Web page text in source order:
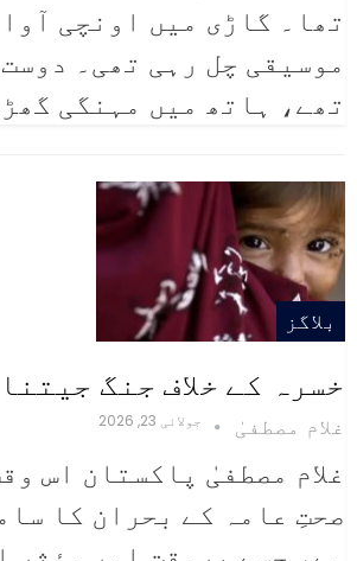
تھا۔ گاڑی میں اونچی
موسیقی چل رہی تھی۔
تھے، ہاتھ میں مہنگی
بلاگز
خسرہ کے خلاف جنگ
غلام مصطفیٰ جولائی 23, 2026
غلام مصطفیٰ پاکستان اس
صحتِ عامہ کے بحران کا